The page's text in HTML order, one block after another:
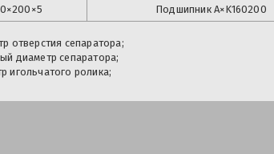
Подшипник A×K160200
отверстия сепаратора;
диаметр сепаратора;
игольчатого ролика;